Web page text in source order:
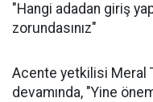
"Hangi adadan giriş
zorundasınız"
Acente yetkilisi Meral
devamında, "Yine